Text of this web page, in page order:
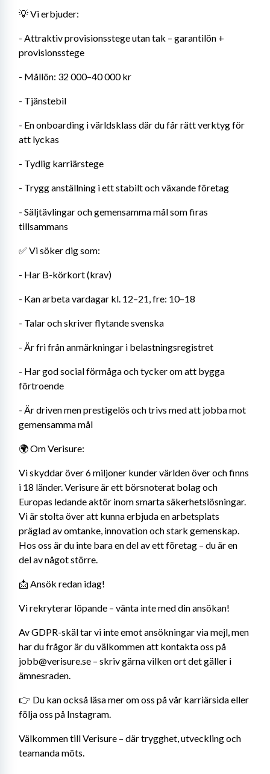
💡 Vi erbjuder:
- Attraktiv provisionsstege utan tak – garantilön +
provisionsstege
- Mållön: 32 000–40 000 kr
- Tjänstebil
- En onboarding i världsklass där du får rätt verktyg för
att lyckas
- Tydlig karriärstege
- Trygg anställning i ett stabilt och växande företag
- Säljtävlingar och gemensamma mål som firas
tillsammans
✅ Vi söker dig som:
- Har B-körkort (krav)
- Kan arbeta vardagar kl. 12–21, fre: 10–18
- Talar och skriver flytande svenska
- Är fri från anmärkningar i belastningsregistret
- Har god social förmåga och tycker om att bygga
förtroende
- Är driven men prestigelös och trivs med att jobba mot
gemensamma mål
🌍 Om Verisure:
Vi skyddar över 6 miljoner kunder världen över och finns
i 18 länder. Verisure är ett börsnoterat bolag och
Europas ledande aktör inom smarta säkerhetslösningar.
Vi är stolta över att kunna erbjuda en arbetsplats
präglad av omtanke, innovation och stark gemenskap.
Hos oss är du inte bara en del av ett företag – du är en
del av något större.
📩 Ansök redan idag!
Vi rekryterar löpande – vänta inte med din ansökan!
Av GDPR-skäl tar vi inte emot ansökningar via mejl, men
har du frågor är du välkommen att kontakta oss på
jobb@verisure.se – skriv gärna vilken ort det gäller i
ämnesraden.
👉 Du kan också läsa mer om oss på vår karriärsida eller
följa oss på Instagram.
Välkommen till Verisure – där trygghet, utveckling och
teamanda möts.